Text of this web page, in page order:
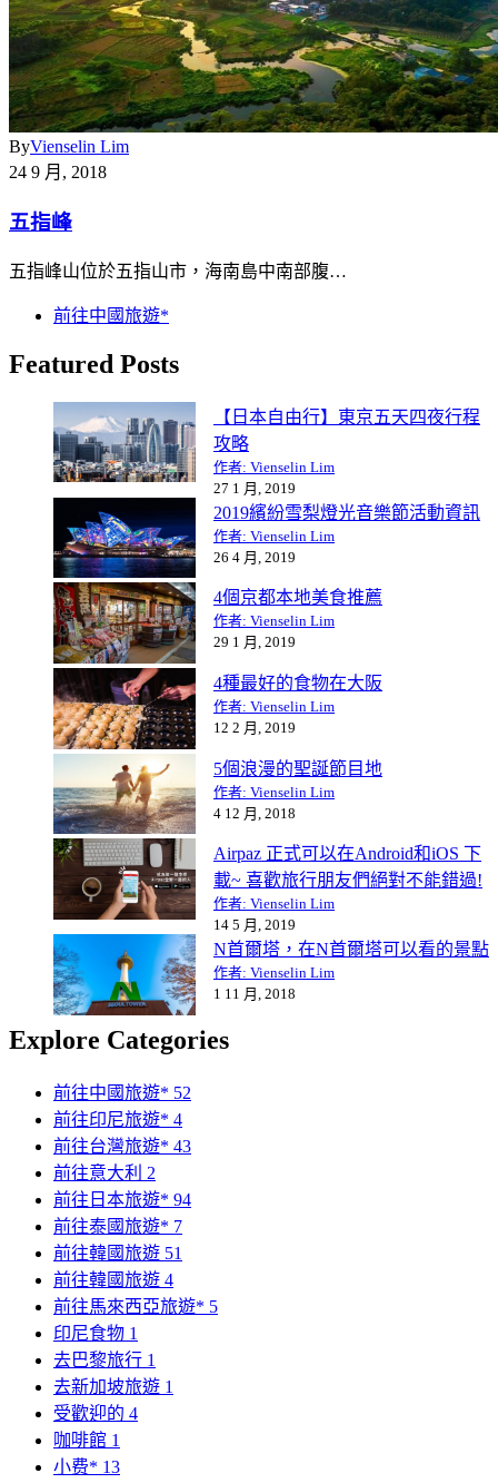
ByVienselin Lim
24 9 月, 2018
五指峰
五指峰山位於五指山市，海南島中南部腹…
前往中國旅遊*
Featured Posts
【日本自由行】東京五天四夜行程
攻略
作者: Vienselin Lim
27 1 月, 2019
2019繽紛雪梨燈光音樂節活動資訊
作者: Vienselin Lim
26 4 月, 2019
4個京都本地美食推薦
作者: Vienselin Lim
29 1 月, 2019
4種最好的食物在大阪
作者: Vienselin Lim
12 2 月, 2019
5個浪漫的聖誕節目地
作者: Vienselin Lim
4 12 月, 2018
Airpaz 正式可以在Android和iOS 下
載~ 喜歡旅行朋友們絕對不能錯過!
作者: Vienselin Lim
14 5 月, 2019
N首爾塔，在N首爾塔可以看的景點
作者: Vienselin Lim
1 11 月, 2018
Explore Categories
前往中國旅遊* 52
前往印尼旅遊* 4
前往台灣旅遊* 43
前往意大利 2
前往日本旅遊* 94
前往泰國旅遊* 7
前往韓國旅遊 51
前往韓國旅遊 4
前往馬來西亞旅遊* 5
印尼食物 1
去巴黎旅行 1
去新加坡旅遊 1
受歡迎的 4
咖啡館 1
小费* 13